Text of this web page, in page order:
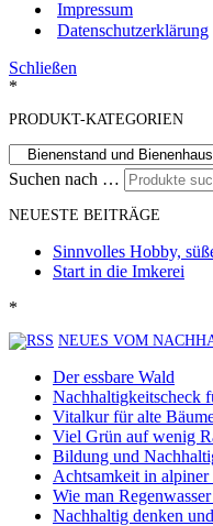
Impressum
Datenschutzerklärung
Schließen
*
PRODUKT-KATEGORIEN
Suchen nach …
NEUESTE BEITRÄGE
Sinnvolles Hobby,
Start in die Imkerei
*
NEUES VOM
Der essbare Wald
Nachhaltigkeitscheck
Vitalkur für alte
Viel Grün auf wenig
Bildung und
Achtsamkeit in alpiner
Wie man
Nachhaltig denken